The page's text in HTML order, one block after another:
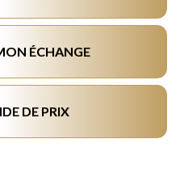
ÉCHANGE
DE PRIX